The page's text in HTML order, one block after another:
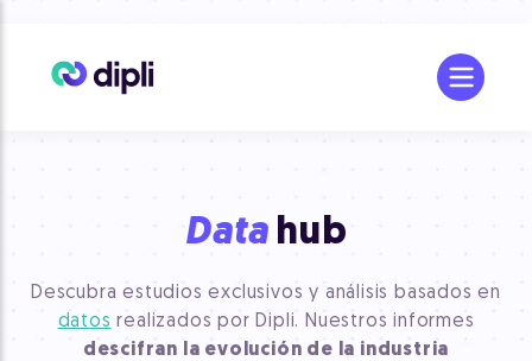
Datahub
Descubra estudios exclusivos y análisis basados en
datos realizados por Dipli. Nuestros informes
descifran la evolución de la industria